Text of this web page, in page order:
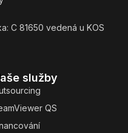
služby
QS
C 81650 vedená u KOS